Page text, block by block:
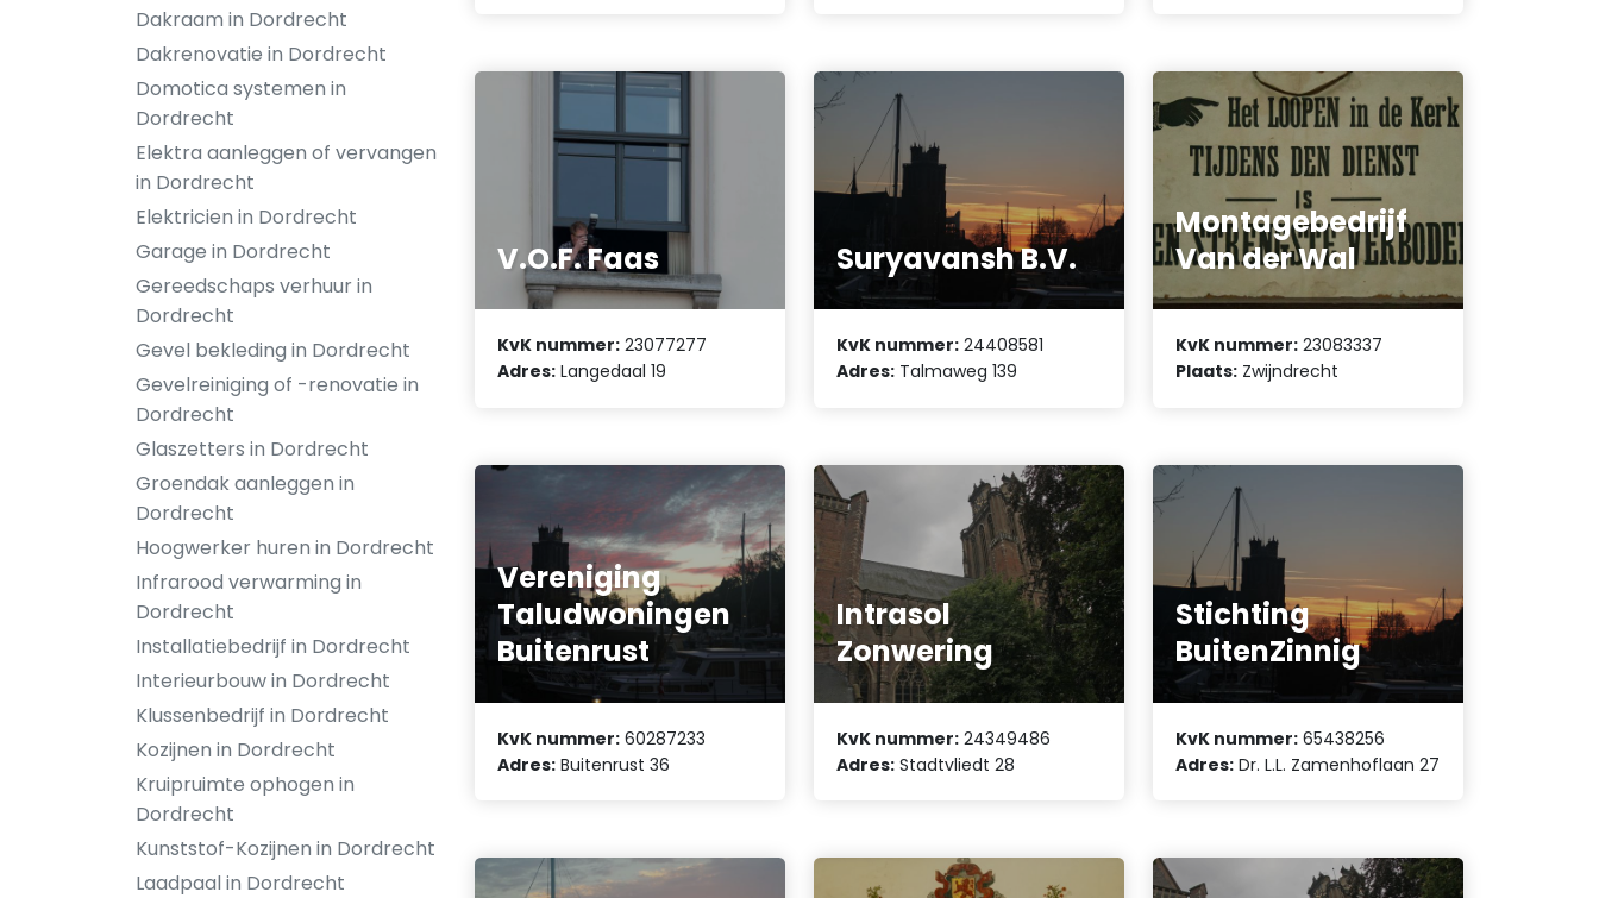
Dakraam in Dordrecht
Dakrenovatie in Dordrecht
Domotica systemen in
Dordrecht
Elektra aanleggen of vervangen
in Dordrecht
Elektricien in Dordrecht
Garage in Dordrecht
Gereedschaps verhuur in
Dordrecht
Gevel bekleding in Dordrecht
Gevelreiniging of -renovatie in
Dordrecht
Glaszetters in Dordrecht
Groendak aanleggen in
Dordrecht
Hoogwerker huren in Dordrecht
Infrarood verwarming in
Dordrecht
Installatiebedrijf in Dordrecht
Interieurbouw in Dordrecht
Klussenbedrijf in Dordrecht
Kozijnen in Dordrecht
Kruipruimte ophogen in
Dordrecht
Kunststof-Kozijnen in Dordrecht
Laadpaal in Dordrecht
V.O.F. Faas
KvK nummer: 23077277
Adres: Langedaal 19
Suryavansh B.V.
KvK nummer: 24408581
Adres: Talmaweg 139
Montagebedrijf
Van der Wal
KvK nummer: 23083337
Plaats: Zwijndrecht
Vereniging
Taludwoningen
Buitenrust
KvK nummer: 60287233
Adres: Buitenrust 36
Intrasol
Zonwering
KvK nummer: 24349486
Adres: Stadtvliedt 28
Stichting
BuitenZinnig
KvK nummer: 65438256
Adres: Dr. L.L. Zamenhoflaan 27